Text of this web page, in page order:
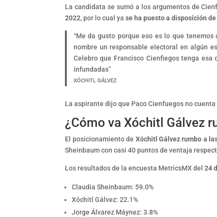
La candidata se sumó a los argumentos de
2022, por lo cual yase ha puesto a disposición
“Me da gusto porque eso es lo que
nombre un responsable electoral en algún
Celebro que Francisco Cienfiegos tenga
infundadas”
XÓCHITL GÁLVEZ
La aspirante dijo que Paco Cienfuegos no
¿Cómo va Xóchitl Gálvez
El posicionamiento de Xóchitl Gálvez rumbo a
Sheinbaum con casi 40 puntos de ventaja
Los resultados de la encuesta MetricsMX del24
Claudia Sheinbaum: 59.0%
Xóchitl Gálvez: 22.1%
Jorge Álvarez Máynez: 3.8%